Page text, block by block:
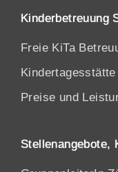
Kinderbetreuung
Freie KiTa
Preise und
Stellenangebote,